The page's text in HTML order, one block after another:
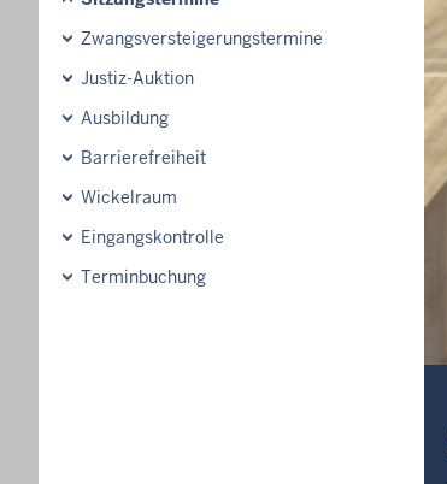
Zwangsversteigerungs­termine
Justiz-Auktion
Ausbildung
Barrierefreiheit
Wickelraum
Eingangskontrolle
Terminbuchung